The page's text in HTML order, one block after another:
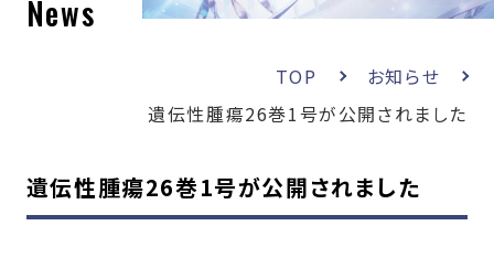
News
TOP
お知らせ
遺伝性腫瘍26巻1号が公開されました
遺伝性腫瘍26巻1号が公開されました